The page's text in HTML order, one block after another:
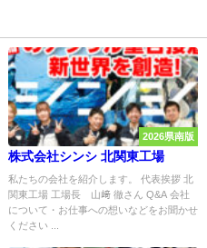
2026県南版
株式会社シンシ 北関東工場
私たちの会社を紹介します。 代表挨拶 北
関東工場 工場長 山﨑 徹さん Q&A 会社
について・お仕事への想いなどをお聞かせ
ください ...